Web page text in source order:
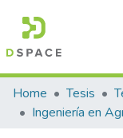
Communities &
All of DSpace
Home Tesis
Ingeniería en